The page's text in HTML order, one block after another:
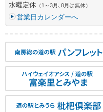
水曜定休 （1～3月､8月は無休）
営業日カレンダーへ
南房総の道の駅 パンフレット
ハイウェイオアシス / 道の駅
富楽里とみやま
道の駅とみうら 枇杷倶楽部